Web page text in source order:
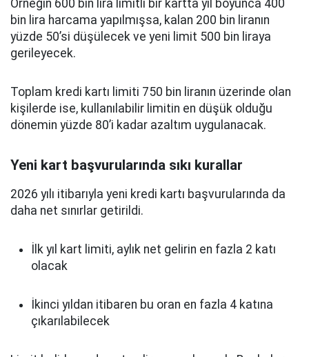
Örneğin 600 bin lira limitli bir kartta yıl boyunca 400
bin lira harcama yapılmışsa, kalan 200 bin liranın
yüzde 50’si düşülecek ve yeni limit 500 bin liraya
gerileyecek.
Toplam kredi kartı limiti 750 bin liranın üzerinde olan
kişilerde ise, kullanılabilir limitin en düşük olduğu
dönemin yüzde 80’i kadar azaltım uygulanacak.
Yeni kart başvurularında sıkı kurallar
2026 yılı itibarıyla yeni kredi kartı başvurularında da
daha net sınırlar getirildi.
İlk yıl kart limiti, aylık net gelirin en fazla 2 katı
olacak
İkinci yıldan itibaren bu oran en fazla 4 katına
çıkarılabilecek